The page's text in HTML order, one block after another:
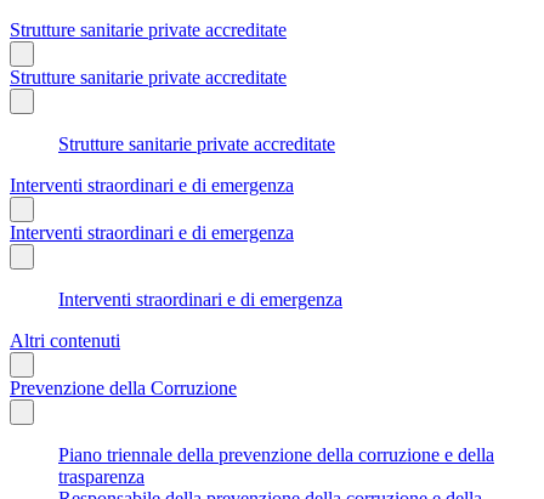
Strutture sanitarie private accreditate
Strutture sanitarie private accreditate
Strutture sanitarie private accreditate
Interventi straordinari e di emergenza
Interventi straordinari e di emergenza
Interventi straordinari e di emergenza
Altri contenuti
Prevenzione della Corruzione
Piano triennale della prevenzione della corruzione e della
trasparenza